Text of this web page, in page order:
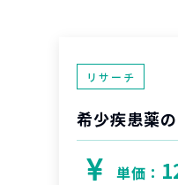
リサーチ
希少疾患薬
単価：